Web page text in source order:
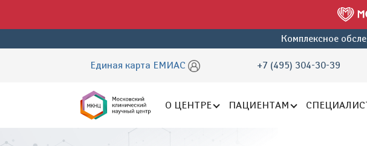
Комплексное
Единая карта ЕМИАС +7 (495) 304-30-39
О ЦЕНТРЕ ПАЦИЕНТАМ